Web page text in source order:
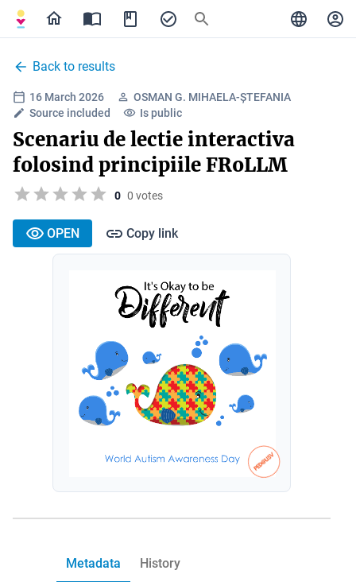
Back to results
16 March 2026
OSMAN G. MIHAELA-ȘTEFANIA
Source included
Is public
Scenariu de lectie interactiva
folosind principiile FRoLLM
0 0 votes
OPEN Copy link
Metadata History